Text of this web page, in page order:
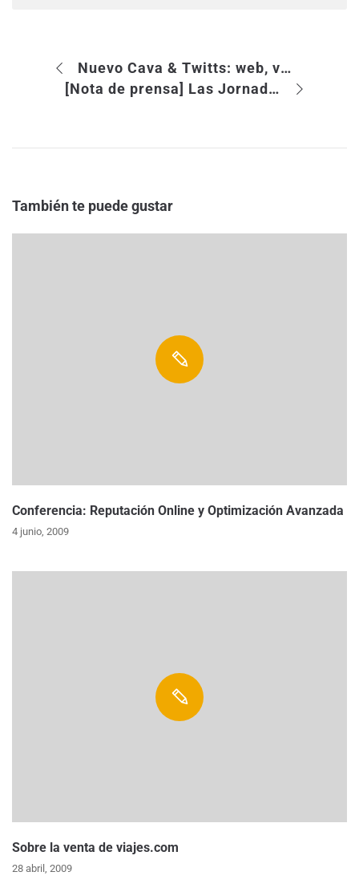
Nuevo Cava & Twitts: web, video y televisión nos esperan
[Nota de prensa] Las Jornadas de Gestión de Presencia Digital analizarán los nuevos retos de comunicación de la empresa en Internet
También te puede gustar
Conferencia: Reputación Online y Optimización Avanzada
4 junio, 2009
Sobre la venta de viajes.com
28 abril, 2009